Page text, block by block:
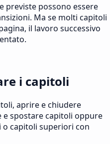
previste possono essere
Ma se molti capitoli
il lavoro successivo
i capitoli
aprire e chiudere
spostare capitoli oppure
capitoli superiori con